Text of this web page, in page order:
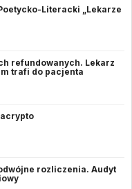
Literacki „Lekarze
refundowanych. Lekarz
trafi do pacjenta
rozliczenia. Audyt